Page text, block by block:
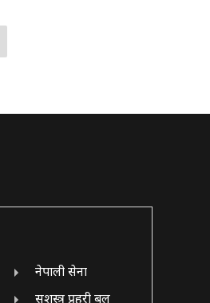
नेपाली सेना